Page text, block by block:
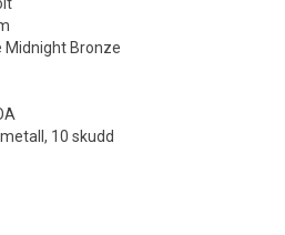
Midnight Bronze
10 skudd